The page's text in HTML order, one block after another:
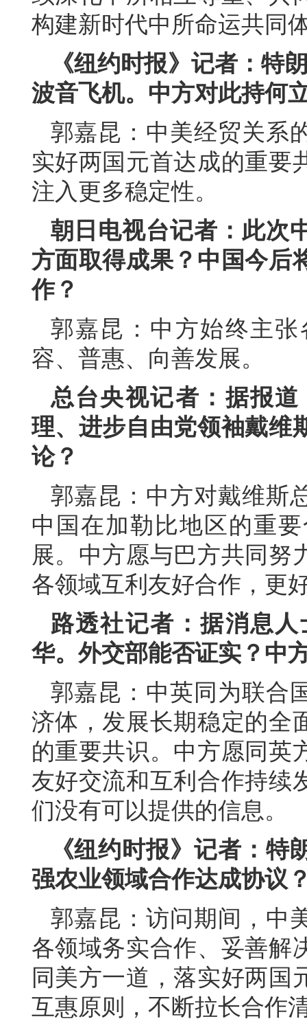
构建新时代中所命运共同
《纽约时报》记者：特
波音飞机。中方对此持何
郭嘉昆：中美经贸关系
实好两国元首达成的重要
注入更多稳定性。
朝日电视台记者：此次
方面取得成果？中国今后
作？
郭嘉昆：中方始终主
容、普惠、向善发展。
总台央视记者：据报
理、进步自由党领袖戴维
论？
郭嘉昆：中方对戴维斯
中国在加勒比地区的重
展。中方愿与巴方共同努
各领域互利友好合作，更
路透社记者：据消息
华。外交部能否证实？中
郭嘉昆：中英同为联合
济体，发展长期稳定的全
的重要共识。中方愿同英
友好交流和互利合作持续
们没有可以提供的信息。
《纽约时报》记者：
强农业领域合作达成协议
郭嘉昆：访问期间，中
各领域务实合作、妥善解
同美方一道，落实好两国
互惠原则，不断拉长合作